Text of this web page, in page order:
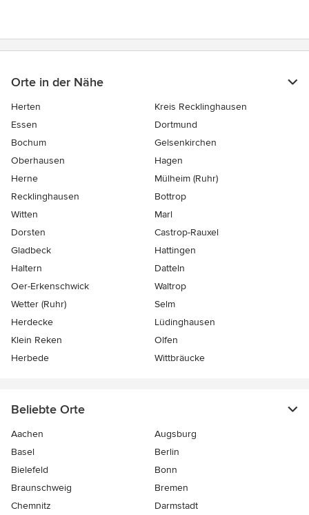
Orte in der Nähe
Herten
Kreis Recklinghausen
Essen
Dortmund
Bochum
Gelsenkirchen
Oberhausen
Hagen
Herne
Mülheim (Ruhr)
Recklinghausen
Bottrop
Witten
Marl
Dorsten
Castrop-Rauxel
Gladbeck
Hattingen
Haltern
Datteln
Oer-Erkenschwick
Waltrop
Wetter (Ruhr)
Selm
Herdecke
Lüdinghausen
Klein Reken
Olfen
Herbede
Wittbräucke
Beliebte Orte
Aachen
Augsburg
Basel
Berlin
Bielefeld
Bonn
Braunschweig
Bremen
Chemnitz
Darmstadt